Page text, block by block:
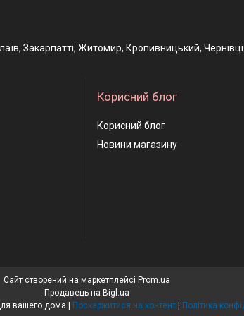
Закарпатті, Житомир, Кропивницький, Чернівці
Корисний блог
Корисний блог
Новини магазину
Сайт створений на маркетплейсі Prom.ua
Продавець на Bigl.ua
Поскаржитися на контент Політика